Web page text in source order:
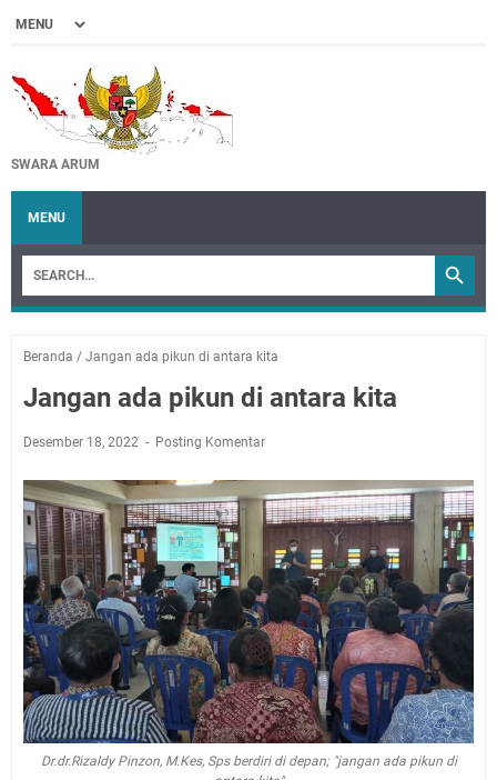
SWARA ARUM
MENU
Beranda / Jangan ada pikun di antara kita
Jangan ada pikun di antara kita
Desember 18, 2022 Posting Komentar
Dr.dr.Rizaldy Pinzon, M.Kes, Sps berdiri di depan; "jangan ada pikun di